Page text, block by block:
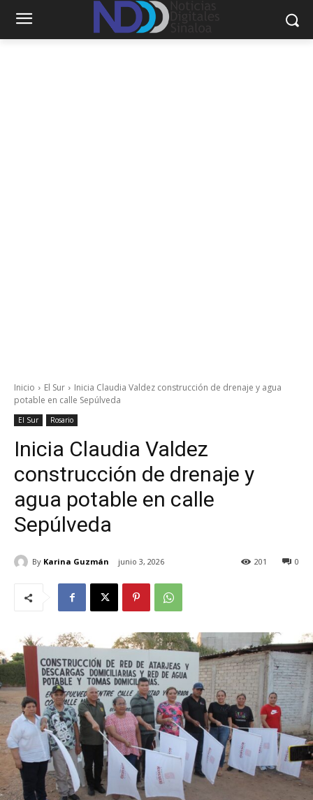
Inicio El Sur
Inicia Claudia Valdez construcción de drenaje y agua
potable en calle Sepúlveda
El Sur Rosario
Inicia Claudia Valdez
construcción de drenaje y
agua potable en calle
Sepúlveda
By Karina Guzmán junio 3, 2026 0
201